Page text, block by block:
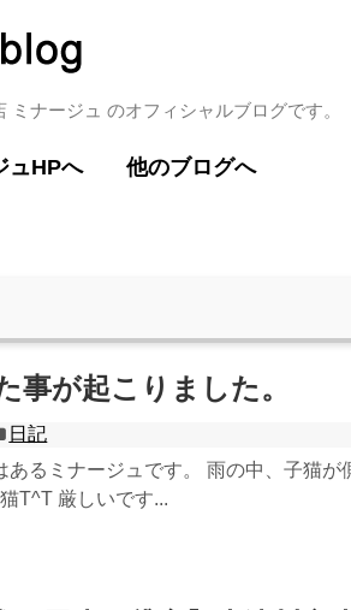
ナージュ のオフィシャルブログです。
ュHPへ 他のブログへ
事が起こりました。
日記
あるミナージュです。 雨の中、子猫が
T^T 厳しいです...